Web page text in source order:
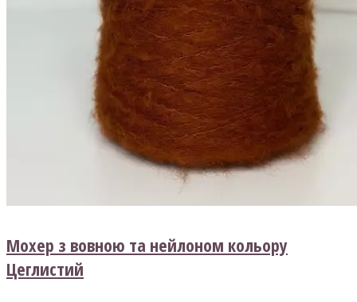
Мохер з вовною та нейлоном кольору
Цеглистий